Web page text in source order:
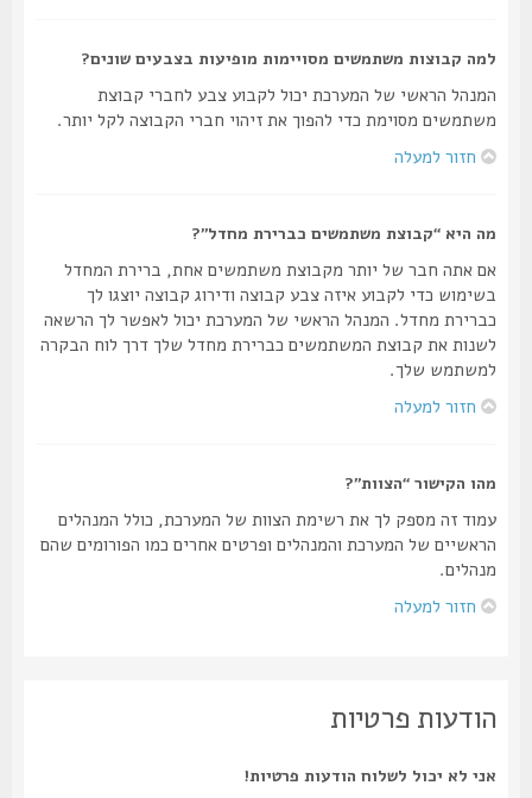
למה קבוצות משתמשים מסויימות מופיעות בצבעים שונים?
המנהל הראשי של המערכת יכול לקבוע צבע לחברי קבוצת
משתמשים מסוימת כדי להפוך את זיהוי חברי הקבוצה לקל יותר.
חזור למעלה
מה היא “קבוצת משתמשים כברירת מחדל”?
אם אתה חבר של יותר מקבוצת משתמשים אחת, ברירת המחדל
בשימוש כדי לקבוע איזה צבע קבוצה ודירוג קבוצה יוצגו לך
כברירת מחדל. המנהל הראשי של המערכת יכול לאפשר לך הרשאה
לשנות את קבוצת המשתמשים כברירת מחדל שלך דרך לוח הבקרה
למשתמש שלך.
חזור למעלה
מהו הקישור “הצוות”?
עמוד זה מספק לך את רשימת הצוות של המערכת, כולל המנהלים
הראשיים של המערכת והמנהלים ופרטים אחרים כמו הפורומים שהם
מנהלים.
חזור למעלה
הודעות פרטיות
אני לא יכול לשלוח הודעות פרטיות!